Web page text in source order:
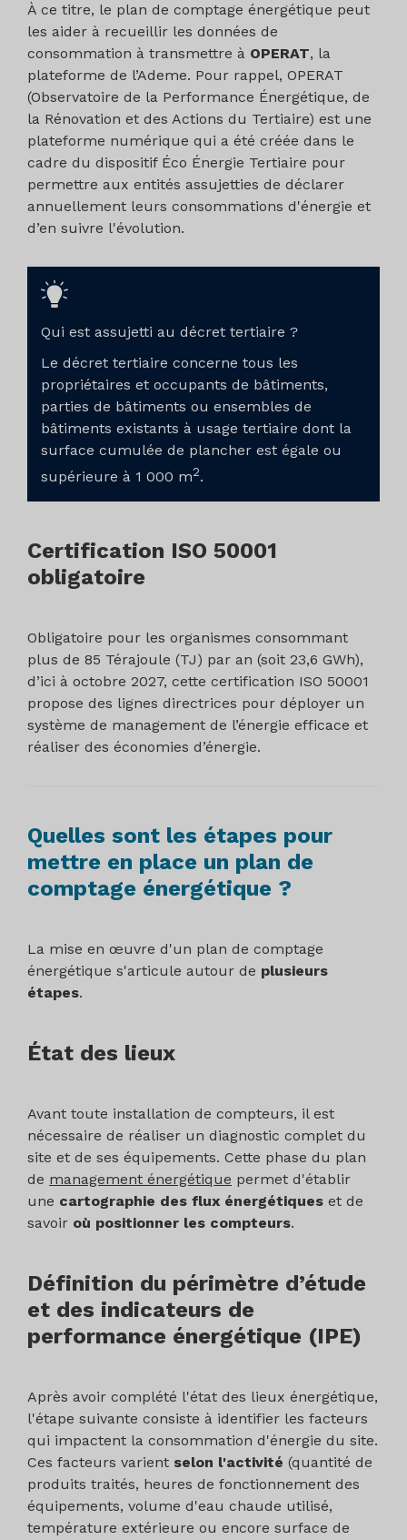
À ce titre, le plan de comptage énergétique peut
les aider à recueillir les données de
consommation à transmettre à OPERAT, la
plateforme de l’Ademe. Pour rappel, OPERAT
(Observatoire de la Performance Énergétique, de
la Rénovation et des Actions du Tertiaire) est une
plateforme numérique qui a été créée dans le
cadre du dispositif Éco Énergie Tertiaire pour
permettre aux entités assujetties de déclarer
annuellement leurs consommations d'énergie et
d’en suivre l'évolution.
Qui est assujetti au décret tertiaire ?
Le décret tertiaire concerne tous les
propriétaires et occupants de bâtiments,
parties de bâtiments ou ensembles de
bâtiments existants à usage tertiaire dont la
surface cumulée de plancher est égale ou
supérieure à 1 000 m2.
Certification ISO 50001
obligatoire
Obligatoire pour les organismes consommant
plus de 85 Térajoule (TJ) par an (soit 23,6 GWh),
d’ici à octobre 2027, cette certification ISO 50001
propose des lignes directrices pour déployer un
système de management de l’énergie efficace et
réaliser des économies d’énergie.
Quelles sont les étapes pour
mettre en place un plan de
comptage énergétique ?
La mise en œuvre d'un plan de comptage
énergétique s'articule autour de plusieurs
étapes.
État des lieux
Avant toute installation de compteurs, il est
nécessaire de réaliser un diagnostic complet du
site et de ses équipements. Cette phase du plan
de management énergétique permet d'établir
une cartographie des flux énergétiques et de
savoir où positionner les compteurs.
Définition du périmètre d’étude
et des indicateurs de
performance énergétique (IPE)
Après avoir complété l'état des lieux énergétique,
l'étape suivante consiste à identifier les facteurs
qui impactent la consommation d'énergie du site.
Ces facteurs varient selon l'activité (quantité de
produits traités, heures de fonctionnement des
équipements, volume d'eau chaude utilisé,
température extérieure ou encore surface de